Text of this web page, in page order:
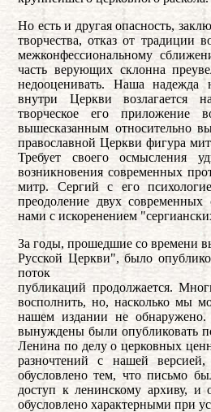
Но есть и другая опасность,
творчества, отказ от традиции
межконфессиональному
часть верующих склонна
недооценивать. Наша надежда
внутри Церкви возлагается
творческое его
вышесказанным относительно
православной Церкви фигура
Требует своего осмысления
возникновения современных
митр. Сергий с его
преодоление двух современных
нами с искоренением
За годы, прошедшие со времени
Русской Церкви", было
поток
публикаций продолжается.
восполнить, но, насколько мы
нашем издании не
вынуждены были опубликовать
Ленина по делу о церковных
разночтений с нашей
обусловлено тем, что письмо
доступ к ленинскому архиву, и
обусловлено характерными при